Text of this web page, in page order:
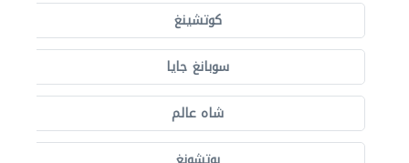
كوتشينغ
سوبانغ جايا
شاه عالم